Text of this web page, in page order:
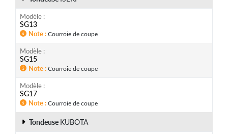
Modèle
SG13
Note Courroie de coupe
Modèle
SG15
Note Courroie de coupe
Modèle
SG17
Note Courroie de coupe
Tondeuse KUBOTA